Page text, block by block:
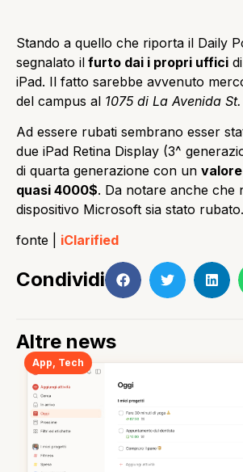
Stando a quello che riporta il Daily
segnalato il furto dai i propri uffici
iPad. Il fatto sarebbe avvenuto
del campus al 1075 di La Avenida St.
Ad essere rubati sembrano esser
due iPad Retina Display (3^
di quarta generazione con un
quasi 4000$. Da notare anche che
dispositivo Microsoft sia stato rubato.
fonte | iClarified
Condividi
Altre news
App Tech